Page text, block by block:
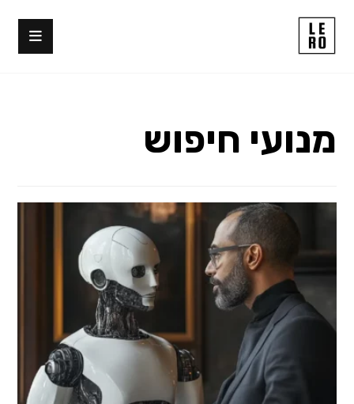
מנועי חיפוש